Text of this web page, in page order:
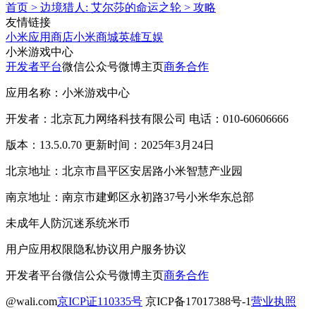
首页 > 边境猎人: 艾尔莎的命运之轮 > 攻略
友情链接
小米应用商店小米商城英雄互娱
小米游戏中心
开发者平台微信公众号微博主页商务合作
应用名称：小米游戏中心
开发者：北京瓦力网络科技有限公司 电话：010-60606666
版本：13.5.0.70 更新时间：2025年3月24日
北京地址：北京市昌平区安居路小米智慧产业园
南京地址：南京市建邺区永初路37号小米华东总部
未成年人防沉迷系统米币
用户应用权限隐私协议用户服务协议
开发者平台微信公众号微博主页商务合作
@wali.com京ICP证110335号 京ICP备17017388号-1营业执照